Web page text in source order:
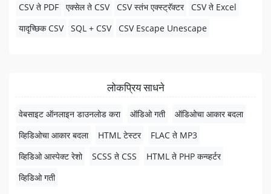
CSV ते PDF
एक्सेल ते CSV CSV स्तंभ एक्स्ट्रॅक्टर
CSV ते Excel
यादृच्छिक CSV
SQL + CSV CSV Escape Unescape
लोकप्रिय साधने
वेबसाइट ऑनलाइन डाउनलोड करा ऑडिओ गती
ऑडिओचा आकार बदला
व्हिडिओचा आकार बदला
HTML टेस्टर
FLAC ते MP3
व्हिडिओ आस्पेक्ट रेशो
SCSS ते CSS
HTML ते PHP कन्व्हर्टर
व्हिडिओ गती